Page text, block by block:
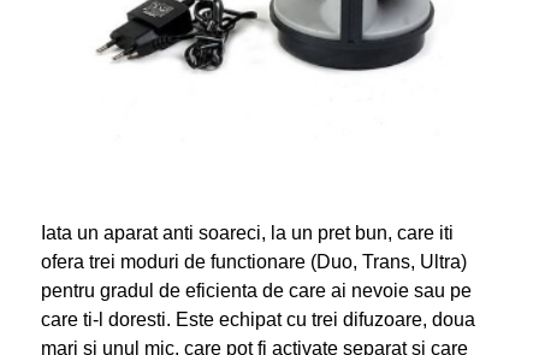
Iata un aparat anti soareci, la un pret bun, care iti
ofera trei moduri de functionare (Duo, Trans, Ultra)
pentru gradul de eficienta de care ai nevoie sau pe
care ti-l doresti. Este echipat cu trei difuzoare, doua
mari si unul mic, care pot fi activate separat si care